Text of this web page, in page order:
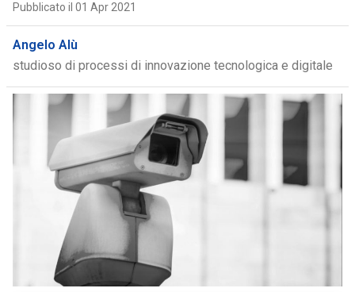
Pubblicato il 01 Apr 2021
Angelo Alù
studioso di processi di innovazione tecnologica e digitale